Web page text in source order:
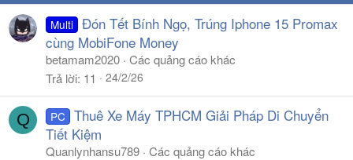
Multi Đón Tết Bính Ngọ, Trúng Iphone 15 Promax
cùng MobiFone Money
betamam2020 Các quảng cáo khác
Trả lời 11 24/2/26
Q PC Thuê Xe Máy TPHCM Giải Pháp Di Chuyển
Tiết Kiệm
Quanlynhansu789 Các quảng cáo khác